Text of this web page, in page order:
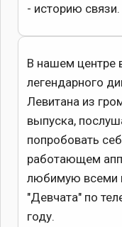
- историю связи.
В нашем центре
легендарного
Левитана из
выпуска,
попробовать
работающем
любимую всеми
"Девчата" по
году.